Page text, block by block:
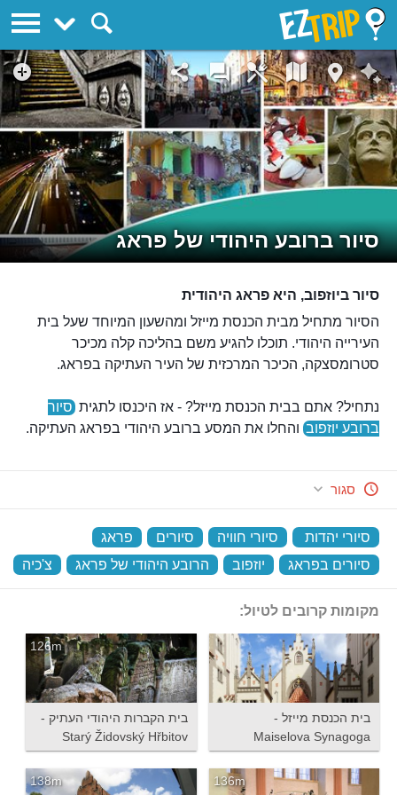
סיור ברובע היהודי של פראג
סיור ביוזפוב, היא פראג היהודית
הסיור מתחיל מבית הכנסת מייזל ומהשעון המיוחד שעל בית
העירייה היהודי. תוכלו להגיע משם בהליכה קלה מכיכר
סטרומסצקה, הכיכר המרכזית של העיר העתיקה בפראג.
נתחיל? אתם בבית הכנסת מייזל? - אז היכנסו לתגית סיור
ברובע יוזפוב והחלו את המסע ברובע היהודי בפראג העתיקה.
סגור
סיורי יהדות סיורי חוויה סיורים פראג
סיורים בפראג
יוזפוב הרובע היהודי של פראג צ'כיה
מקומות קרובים לטיול:
בית הכנסת מייזל -
Maiselova Synagoga
126m
בית הקברות היהודי העתיק -
Starý Židovský Hřbitov
136m
138m
EZTrip